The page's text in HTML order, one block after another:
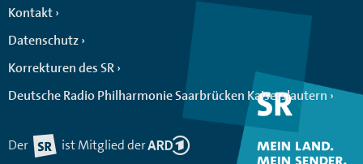
Kontakt
Datenschutz
Korrekturen des SR
Deutsche Radio Philharmonie Saarbrücken Kaiserslautern
Der ist Mitglied der